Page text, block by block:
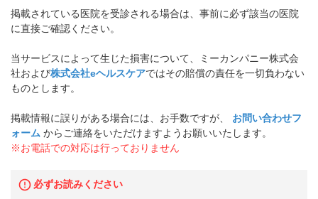
掲載されている医院を受診される場合は、事前に必ず該当の医院
に直接ご確認ください。
当サービスによって生じた損害について、ミーカンパニー株式会
社および株式会社eヘルスケアではその賠償の責任を一切負わない
ものとします。
掲載情報に誤りがある場合には、お手数ですが、
お問い合わせフ
ォーム からご連絡をいただけますようお願いいたします。
※お電話での対応は行っておりません
必ずお読みください